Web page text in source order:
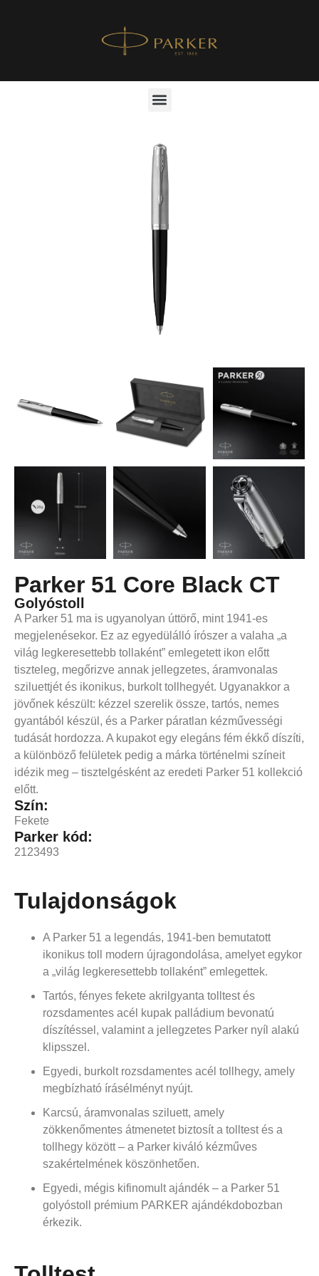
Parker 51 Core Black CT
Golyóstoll
A Parker 51 ma is ugyanolyan úttörő, mint 1941-es
megjelenésekor. Ez az egyedülálló írószer a valaha „a
világ legkeresettebb tollaként” emlegetett ikon előtt
tiszteleg, megőrizve annak jellegzetes, áramvonalas
sziluettjét és ikonikus, burkolt tollhegyét. Ugyanakkor a
jövőnek készült: kézzel szerelik össze, tartós, nemes
gyantából készül, és a Parker páratlan kézművességi
tudását hordozza. A kupakot egy elegáns fém ékkő díszíti,
a különböző felületek pedig a márka történelmi színeit
idézik meg – tisztelgésként az eredeti Parker 51 kollekció
előtt.
Szín:
Fekete
Parker kód:
2123493
Tulajdonságok
A Parker 51 a legendás, 1941-ben bemutatott
ikonikus toll modern újragondolása, amelyet egykor
a „világ legkeresettebb tollaként” emlegettek.
Tartós, fényes fekete akrilgyanta tolltest és
rozsdamentes acél kupak palládium bevonatú
díszítéssel, valamint a jellegzetes Parker nyíl alakú
klipsszel.
Egyedi, burkolt rozsdamentes acél tollhegy, amely
megbízható írásélményt nyújt.
Karcsú, áramvonalas sziluett, amely
zökkenőmentes átmenetet biztosít a tolltest és a
tollhegy között – a Parker kiváló kézműves
szakértelmének köszönhetően.
Egyedi, mégis kifinomult ajándék – a Parker 51
golyóstoll prémium PARKER ajándékdobozban
érkezik.